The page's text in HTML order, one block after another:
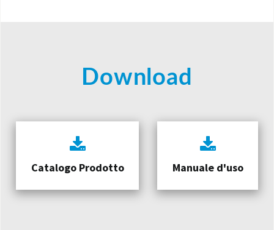
Download
Catalogo Prodotto Manuale d'uso